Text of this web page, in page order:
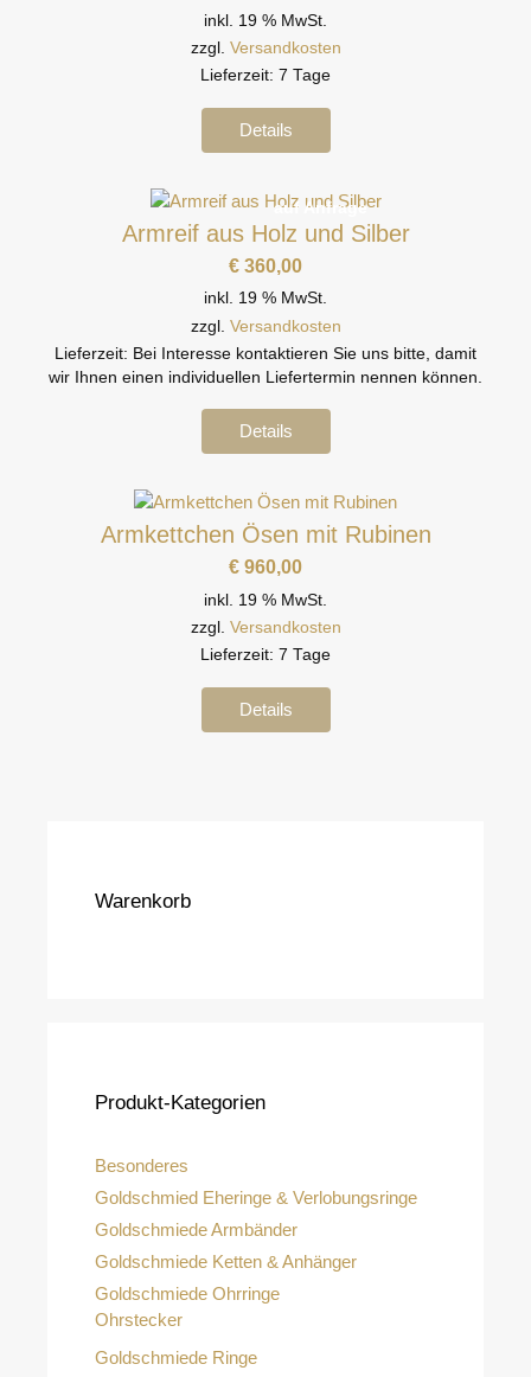
inkl. 19 % MwSt.
zzgl. Versandkosten
Lieferzeit: 7 Tage
Details
auf Anfrage
Armreif aus Holz und Silber
€ 360,00
inkl. 19 % MwSt.
zzgl. Versandkosten
Lieferzeit: Bei Interesse kontaktieren Sie uns bitte, damit
wir Ihnen einen individuellen Liefertermin nennen können.
Details
Armkettchen Ösen mit Rubinen
€ 960,00
inkl. 19 % MwSt.
zzgl. Versandkosten
Lieferzeit: 7 Tage
Details
Warenkorb
Produkt-Kategorien
Besonderes
Goldschmied Eheringe & Verlobungsringe
Goldschmiede Armbänder
Goldschmiede Ketten & Anhänger
Goldschmiede Ohrringe
Ohrstecker
Goldschmiede Ringe